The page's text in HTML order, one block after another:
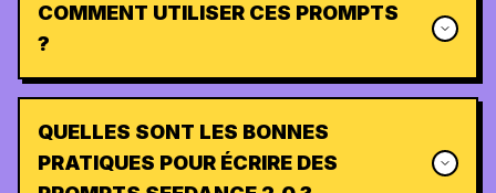
COMMENT UTILISER CES PROMPTS
?
QUELLES SONT LES BONNES
PRATIQUES POUR ÉCRIRE DES